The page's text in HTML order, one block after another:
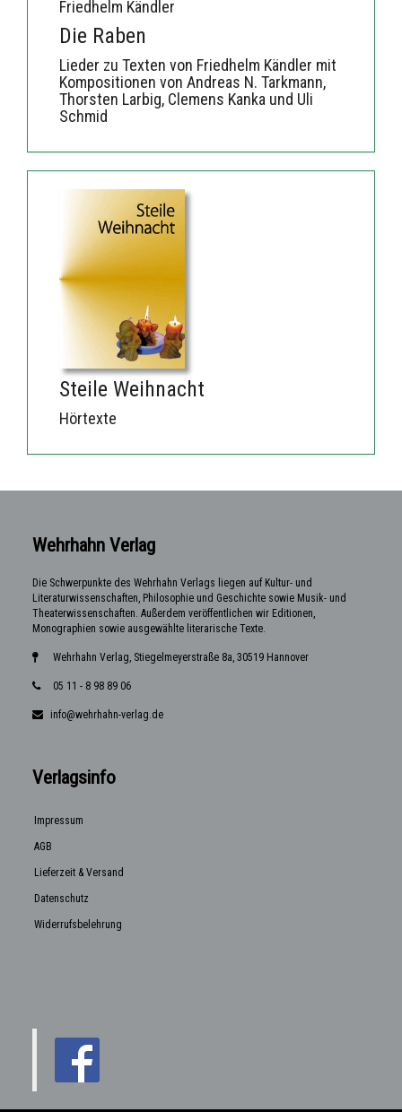
Friedhelm Kändler
Die Raben
Lieder zu Texten von Friedhelm Kändler mit
Kompositionen von Andreas N. Tarkmann,
Thorsten Larbig, Clemens Kanka und Uli
Schmid
Steile Weihnacht
Hörtexte
Wehrhahn Verlag
Die Schwerpunkte des Wehrhahn Verlags liegen auf Kultur- und
Literaturwissenschaften, Philosophie und Geschichte sowie Musik- und
Theaterwissenschaften. Außerdem veröffentlichen wir Editionen,
Monographien sowie ausgewählte literarische Texte.
Wehrhahn Verlag, Stiegelmeyerstraße 8a, 30519 Hannover
05 11 - 8 98 89 06
info@wehrhahn-verlag.de
Verlagsinfo
Impressum
AGB
Lieferzeit & Versand
Datenschutz
Widerrufsbelehrung